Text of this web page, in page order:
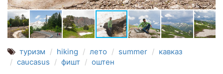
туризм hiking лето summer
кавказ
caucasus
фишт оштен